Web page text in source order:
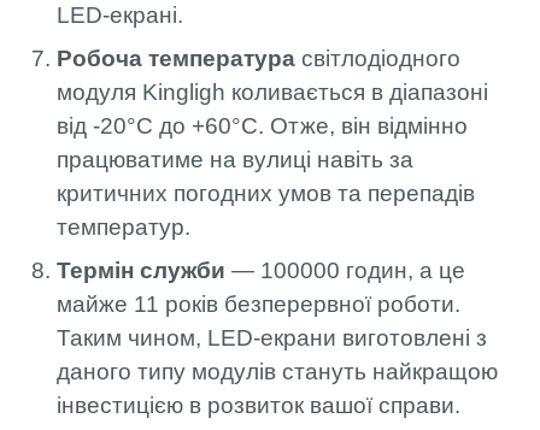
LED-екрані.
Робоча температура світлодіодного
модуля Kingligh коливається в діапазоні
від -20°C до +60°C. Отже, він відмінно
працюватиме на вулиці навіть за
критичних погодних умов та перепадів
температур.
Термін служби — 100000 годин, а це
майже 11 років безперервної роботи.
Таким чином, LED-екрани виготовлені з
даного типу модулів стануть найкращою
інвестицією в розвиток вашої справи.